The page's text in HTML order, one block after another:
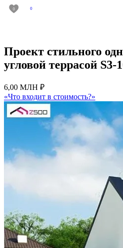
0 0
Проект стильного
угловой террасой S3-
6,00 МЛН ₽
«Что входит в стоимость?»